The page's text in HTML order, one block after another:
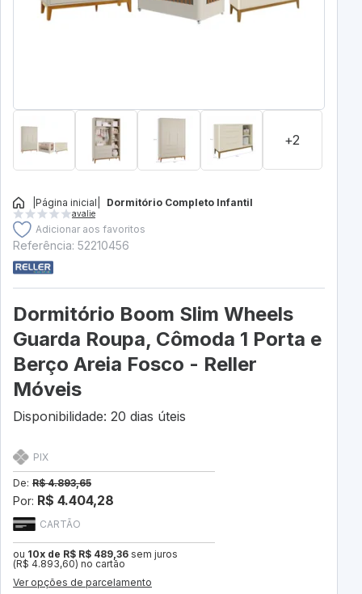
+2
Página inicial Dormitório Completo Infantil
avalie
Adicionar aos favoritos
Referência: 52210456
Dormitório Boom Slim Wheels
Guarda Roupa, Cômoda 1 Porta e
Berço Areia Fosco - Reller
Móveis
Disponibilidade: 20 dias úteis
CARTÃO
ou 10x de R$ R$ 489,36 sem juros
(R$ 4.893,60) no cartão
Ver opções de parcelamento
PIX
De: R$ 4.893,65
Por: R$ 4.404,28